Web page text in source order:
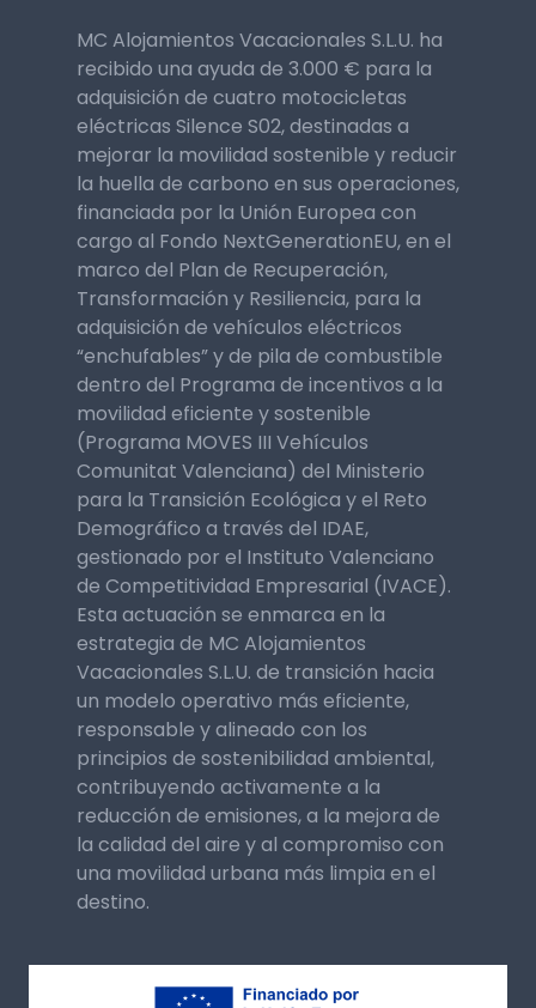
MC Alojamientos Vacacionales S.L.U. ha
recibido una ayuda de 3.000 € para la
adquisición de cuatro motocicletas
eléctricas Silence S02, destinadas a
mejorar la movilidad sostenible y reducir
la huella de carbono en sus operaciones,
financiada por la Unión Europea con
cargo al Fondo NextGenerationEU, en el
marco del Plan de Recuperación,
Transformación y Resiliencia, para la
adquisición de vehículos eléctricos
“enchufables” y de pila de combustible
dentro del Programa de incentivos a la
movilidad eficiente y sostenible
(Programa MOVES III Vehículos
Comunitat Valenciana) del Ministerio
para la Transición Ecológica y el Reto
Demográfico a través del IDAE,
gestionado por el Instituto Valenciano
de Competitividad Empresarial (IVACE).
Esta actuación se enmarca en la
estrategia de MC Alojamientos
Vacacionales S.L.U. de transición hacia
un modelo operativo más eficiente,
responsable y alineado con los
principios de sostenibilidad ambiental,
contribuyendo activamente a la
reducción de emisiones, a la mejora de
la calidad del aire y al compromiso con
una movilidad urbana más limpia en el
destino.